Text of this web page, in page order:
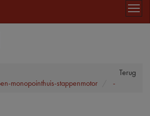
Terug
monopointhuis-stappenmotor
-